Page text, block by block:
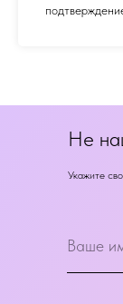
Не
Укажите